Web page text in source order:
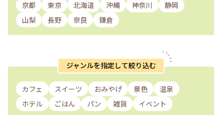
京都 東京 北海道 沖縄 神奈川
静岡
山梨
長野 奈良 鎌倉
ジャンルを指定して絞り込む
カフェ スイーツ おみやげ 景色
温泉
ホテル
ごはん パン 雑貨 イベント